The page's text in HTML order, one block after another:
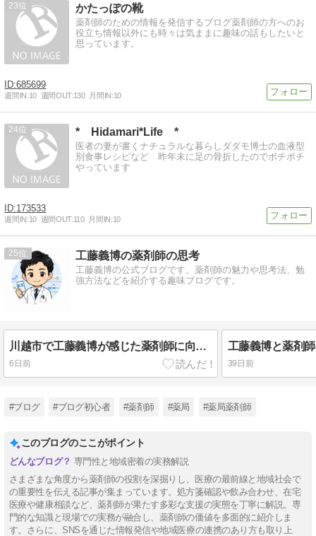
23 かたっぽの靴
薬剤師のための情報を発信するブログ薬剤師の方へのお
役立ち情報以外にも時々は気ままに趣味の話もしたいと
思っています。
685699
週間IN:10 週間OUT:130 月間IN:10
24 * Hidamari*Life *
医者の妻が書くナチュラルな暮らしダダモ博士の血液型
別食事レシピなど 昨年末に足の骨折したのでボチボチ
やっています
173533
週間IN:10 週間OUT:110 月間IN:10
25 工藤義博の薬剤師の思考
工藤義博の公式ブログです。薬剤師の魅力や思考法、勉
強方法などを紹介する趣味ブログです。
川越市で工藤義博が感じた薬剤師に向いている人の特徴２選
6日前 39日前
#ブログ #ブログ初心者 #薬剤師 #薬局 #薬局薬剤師
このブログのここがポイント
専門性と地域密着の実務解説
さまざまな角度から薬剤師の役割を深掘りし、医療の最前線と地域社会で
の重要性を伝える記事が集まっています。処方箋確認や飲み合わせ、在宅
医療や健康相談など、薬剤師が果たす多彩な支援の実態を丁寧に解説。専
門的な知識と現場での実務が融合し、薬剤師の価値を多面的に紹介しま
す。さらに、SNSを通じた情報発信や地域医療の連携のあり方も取り上